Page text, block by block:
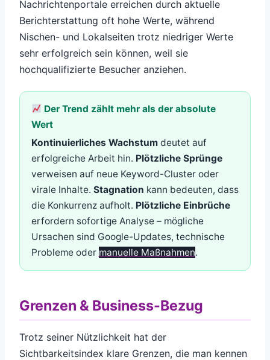
Nachrichtenportale erreichen durch aktuelle
Berichterstattung oft hohe Werte, während
Nischen- und Lokalseiten trotz niedriger Werte
sehr erfolgreich sein können, weil sie
hochqualifizierte Besucher anziehen.
Der Trend zählt mehr als der absolute
Wert
Kontinuierliches Wachstumdeutet auf
erfolgreiche Arbeit hin. Plötzliche Sprünge
verweisen auf neue Keyword-Cluster oder
virale Inhalte. Stagnation kann bedeuten, dass
die Konkurrenz aufholt. Plötzliche Einbrüche
erfordern sofortige Analyse – mögliche
Ursachen sind Google-Updates, technische
Probleme oder manuelle Maßnahmen.
Grenzen & Business-Bezug
Trotz seiner Nützlichkeit hat der
Sichtbarkeitsindex klare Grenzen, die man kennen